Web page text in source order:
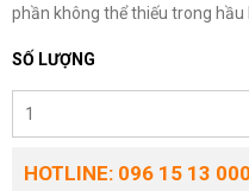
phần không thể thiếu trong hầu
SỐ LƯỢNG
HOTLINE: 096 15 13 000